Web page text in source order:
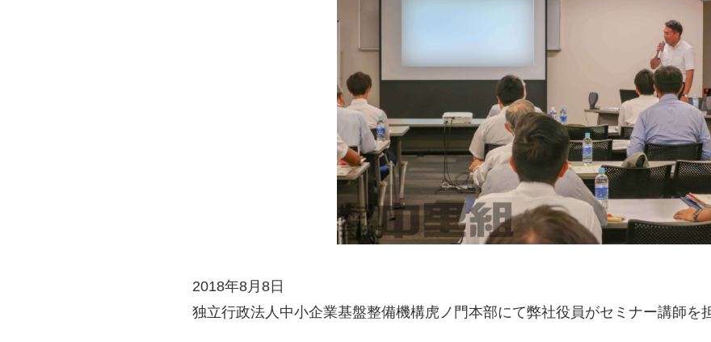
2018年8月8日
独立行政法人中小企業基盤整備機構虎ノ門本部にて弊社役員がセミナー講師を